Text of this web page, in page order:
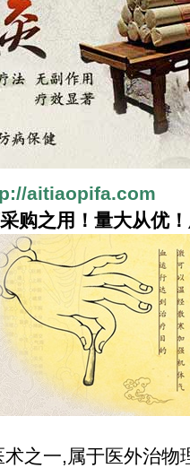
aitiaopifa.com
购之用！量大从优
之一,属于医外治物